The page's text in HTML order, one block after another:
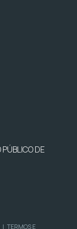
PÚBLICO DE
| TERMOS E